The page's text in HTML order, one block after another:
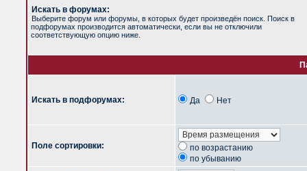
Искать в форумах:
Выберите форум или форумы, в которых будет произведён поиск. Поиск в
подфорумах производится автоматически, если вы не отключили
соответствующую опцию ниже.
Искать в подфорумах: Да Нет
Поле сортировки:
по возрастанию
по убыванию